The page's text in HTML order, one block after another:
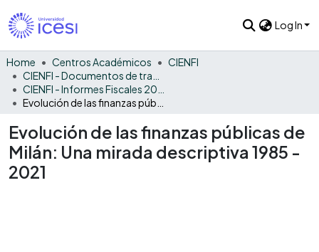
Log In
Home Centros Académicos
CIENFI
Evolución de las finanzas públicas de
Milán: Una mirada descriptiva 1985 -
2021